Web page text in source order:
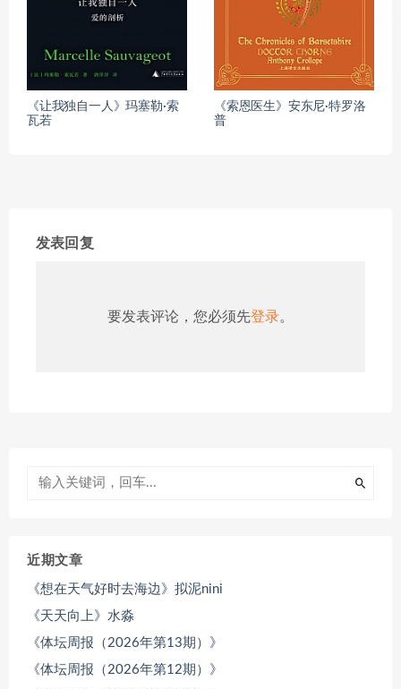
《让我独自一人》玛塞勒·索
瓦若
《索恩医生》安东尼·特罗洛
普
发表回复
要发表评论，您必须先登录。
近期文章
《想在天气好时去海边》拟泥nini
《天天向上》水淼
《体坛周报（2026年第13期）》
《体坛周报（2026年第12期）》